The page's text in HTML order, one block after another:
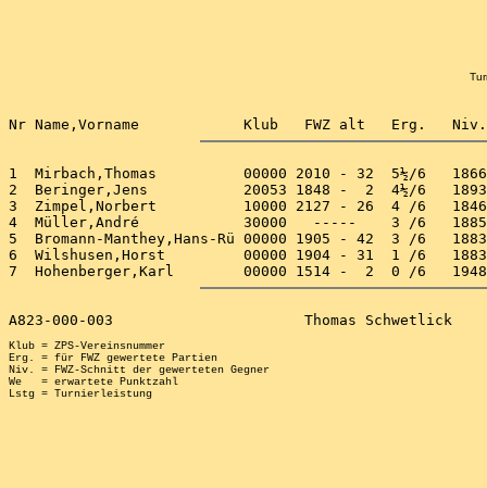
1  Mirbach,Thomas          00000 2010 - 32  5½/6
2  Beringer,Jens           20053 1848 -  2  4½/6
3  Zimpel,Norbert          10000 2127 - 26  4 /6   1846
4  Müller,André            30000   -----    3 /6
5  Bromann-Manthey,Hans-Rü 00000 1905 - 42  3 /6
6  Wilshusen,Horst         00000 1904 - 31  1 /6
Klub = ZPS-Vereinsnummer
Erg. = für FWZ gewertete Partien
Niv. = FWZ-Schnitt der gewerteten Gegner
We   = erwartete Punktzahl